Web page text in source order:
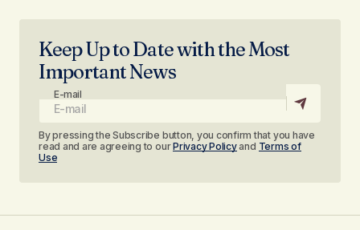
Keep Up to Date with the Most
Important News
E-mail
By pressing the Subscribe button, you confirm that you have
read and are agreeing to ourPrivacy Policyand Terms of
Use